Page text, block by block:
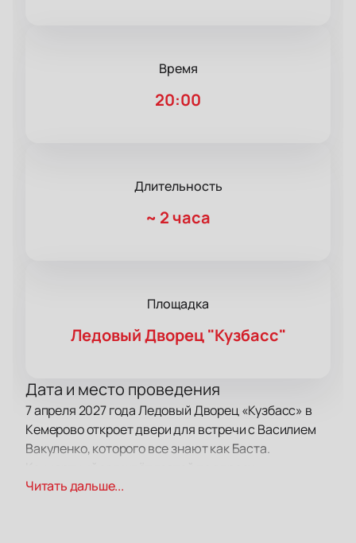
Время
20:00
Длительность
~ 2 часа
Площадка
Ледовый Дворец "Кузбасс"
Дата и место проведения
7 апреля 2027 года Ледовый Дворец «Кузбасс» в
Кемерово откроет двери для встречи с Василием
Вакуленко, которого все знают как Баста.
Притомский проспект, 12.
Читать дальше...